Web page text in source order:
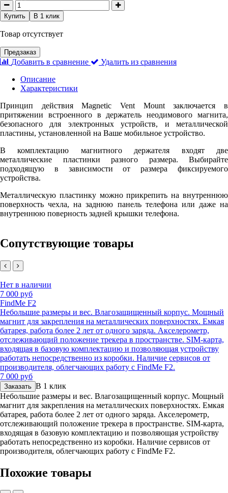
Купить В 1 клик
Товар отсутствует
Предзаказ
Добавить в сравнение
Удалить из сравнения
Описание
Характеристики
Принцип действия Magnetic Vent Mount заключается в
притяжении встроенного в держатель неодимового магнита,
безопасного для электронных устройств, и металлической
пластины, установленной на Ваше мобильное устройство.
В комплектацию магнитного держателя входят две
металлические пластинки разного размера. Выбирайте
подходящую в зависимости от размера фиксируемого
устройства.
Металлическую пластинку можно прикрепить на внутреннюю
поверхность чехла, на заднюю панель телефона или даже на
внутреннюю поверность задней крышки телефона.
Сопутствующие товары
Нет в наличии
7 000 руб
FindMe F2
Небольшие размеры и вес. Влагозащищенный корпус. Мощный
магнит для закрепления на металлических поверхностях. Емкая
батарея, работа более 2 лет от одного заряда. Акселерометр,
отслеживающий положение трекера в пространстве. SIM-карта,
входящая в базовую комплектацию и позволяющая устройству
работать непосредственно из коробки. Наличие сервисов от
производителя, облегчающих работу с FindMe F2.
7 000 руб
Заказать В 1 клик
Небольшие размеры и вес. Влагозащищенный корпус. Мощный
магнит для закрепления на металлических поверхностях. Емкая
батарея, работа более 2 лет от одного заряда. Акселерометр,
отслеживающий положение трекера в пространстве. SIM-карта,
входящая в базовую комплектацию и позволяющая устройству
работать непосредственно из коробки. Наличие сервисов от
производителя, облегчающих работу с FindMe F2.
Похожие товары